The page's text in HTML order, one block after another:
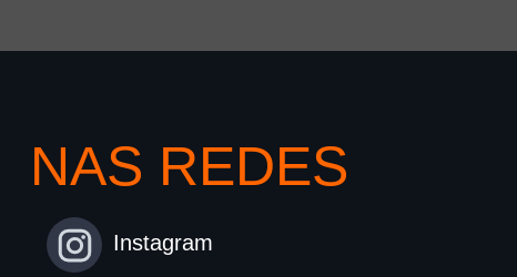
NAS REDES
Instagram